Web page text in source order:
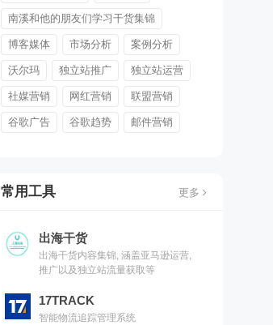
南溪和他的朋友们学习干货集锦
博客媒体 市场分析 案例分析
沃尔玛 独立站推广 独立站运营
社媒营销 网红营销 联盟营销
谷歌广告 谷歌趋势 邮件营销
常用工具 更多
出海干货
出海干货内容集锦, 涵盖亚马逊运营,
推广以及独立站流量获取等
17TRACK
智能物流追踪管理系统